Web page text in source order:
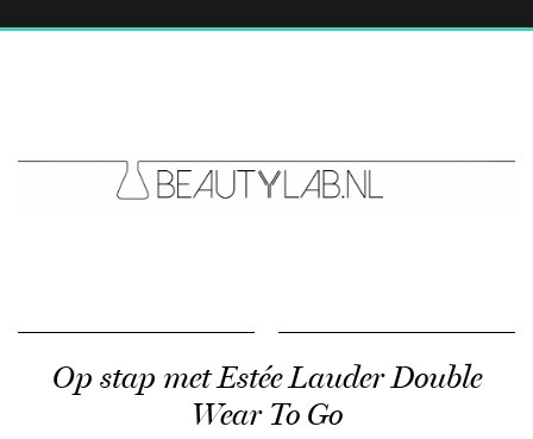
Op stap met Estée Lauder Double
Wear To Go